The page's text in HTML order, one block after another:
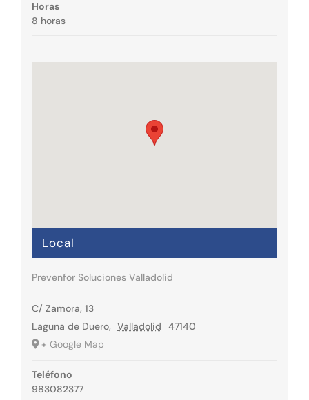
Horas
8 horas
Local
Prevenfor Soluciones Valladolid
C/ Zamora, 13
Laguna de Duero, Valladolid
47140
+ Google Map
Teléfono
983082377